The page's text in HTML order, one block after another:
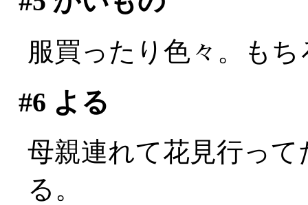
服買ったり色々。も
#6 よる
母親連れて花見行っ
る。